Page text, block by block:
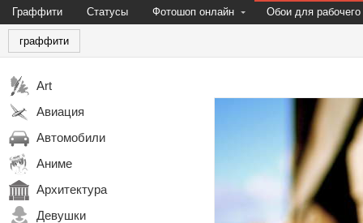
Граффити Статусы Фотошоп онлайн Обои для рабочего
граффити
Art
Авиация
Автомобили
Аниме
Архитектура
Девушки